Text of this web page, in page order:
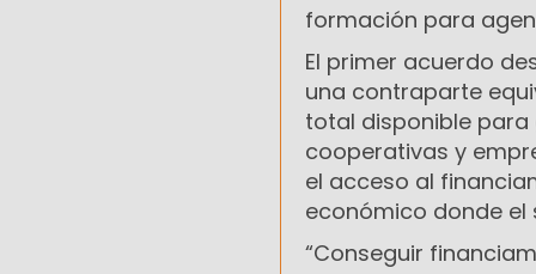
formación para
El primer acuerdo
una contraparte
total disponible
cooperativas y
el acceso al
económico donde
“Conseguir